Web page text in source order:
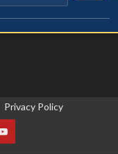
Privacy Policy
YouTube